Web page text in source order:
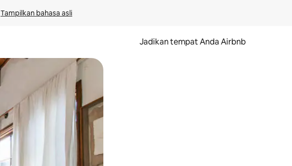
Tampilkan bahasa asli
Jadikan tempat Anda Airbnb